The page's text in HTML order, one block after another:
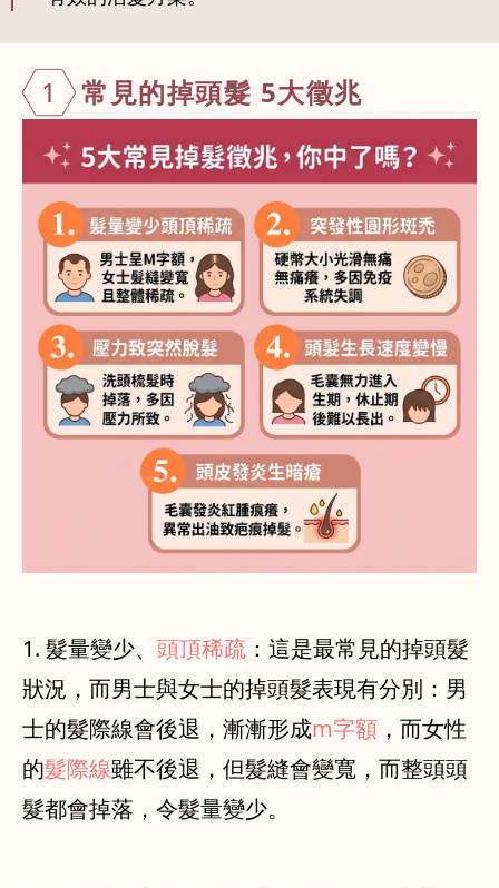
1 常見的掉頭髮 5大徵兆
1. 髮量變少、 頭頂稀疏 ：這是最常見的掉頭髮
狀況，而男士與女士的掉頭髮表現有分別：男
士的髮際線會後退，漸漸形成m字額 ，而女性
的髮際線雖不後退，但髮縫會變寬，而整頭頭
髮都會掉落，令髮量變少。